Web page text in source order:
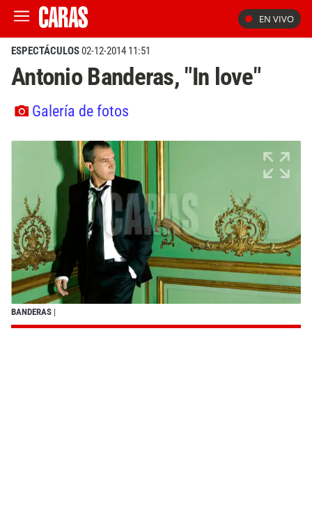
EN VIVO
ESPECTÁCULOS02-12-2014 11:51
Antonio Banderas, "In love"
Galería de fotos
BANDERAS |